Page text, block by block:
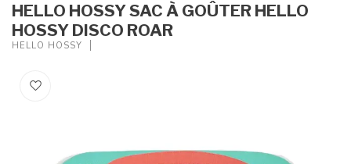
HELLO HOSSY SAC À GOÛTER HELLO
HOSSY DISCO ROAR
HELLO HOSSY